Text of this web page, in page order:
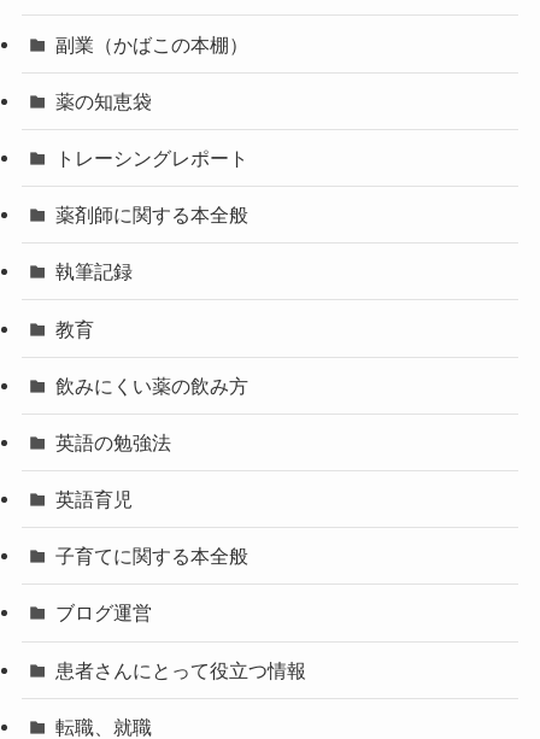
副業（かばこの本棚）
薬の知恵袋
トレーシングレポート
薬剤師に関する本全般
執筆記録
教育
飲みにくい薬の飲み方
英語の勉強法
英語育児
子育てに関する本全般
ブログ運営
患者さんにとって役立つ情報
転職、就職